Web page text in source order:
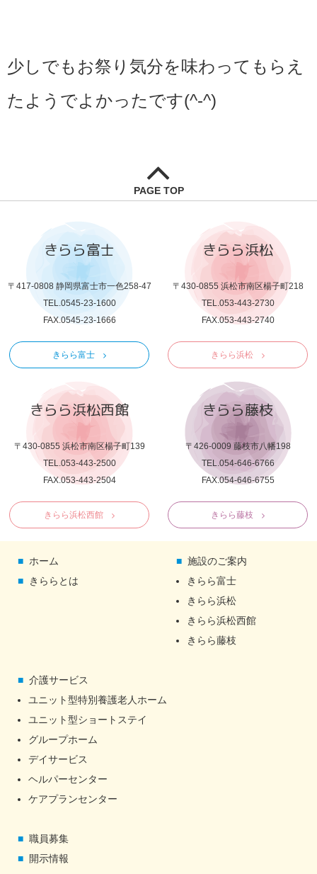
少しでもお祭り気分を味わってもらえ
たようでよかったです(^-^)
PAGE TOP
きらら富士
〒417-0808 静岡県富士市一色258-47
TEL.0545-23-1600
FAX.0545-23-1666
きらら富士
きらら浜松
〒430-0855 浜松市南区楊子町218
TEL.053-443-2730
FAX.053-443-2740
きらら浜松
きらら浜松西館
〒430-0855 浜松市南区楊子町139
TEL.053-443-2500
FAX.053-443-2504
きらら浜松西館
きらら藤枝
〒426-0009 藤枝市八幡198
TEL.054-646-6766
FAX.054-646-6755
きらら藤枝
ホーム
きららとは
施設のご案内
きらら富士
きらら浜松
きらら浜松西館
きらら藤枝
介護サービス
ユニット型特別養護老人ホーム
ユニット型ショートステイ
グループホーム
デイサービス
ヘルパーセンター
ケアプランセンター
職員募集
開示情報